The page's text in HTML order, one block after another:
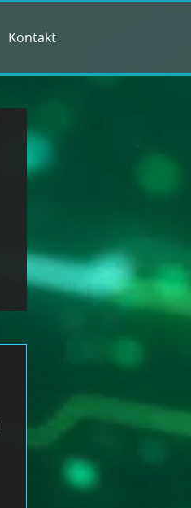
Kontakt